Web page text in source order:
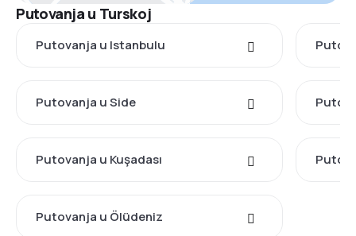
Putovanja u Turskoj
Putovanja u Istanbulu
Putovanja u Side
Putovanja u Kuşadası
Putovanja u Ölüdeniz